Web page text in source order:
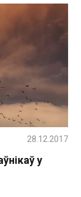
у
28.12.2017